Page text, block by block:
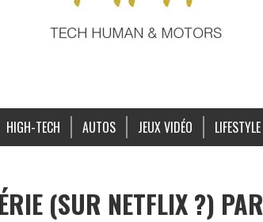
HIGH-TECH AUTOS JEUX VIDÉO LIFESTYLE
(SUR NETFLIX ?) PAR